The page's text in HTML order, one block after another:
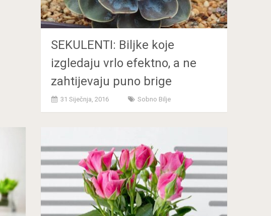
SEKULENTI: Biljke koje
izgledaju vrlo efektno, a ne
zahtijevaju puno brige
31 Siječnja, 2016 Sobno Bilje